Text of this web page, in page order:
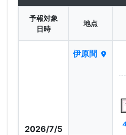
予報対象
日時
地点
2026/7/5
伊原間